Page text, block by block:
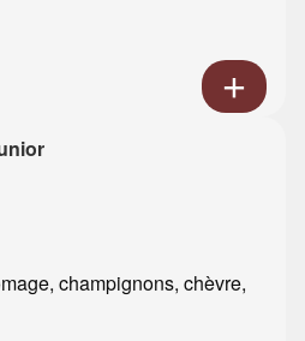
champignons, chèvre,